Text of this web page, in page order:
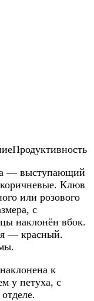
Продуктивность
— выступающий
Клюв
или розового
с
наклонён вбок.
— красный.
к
у петуха, с